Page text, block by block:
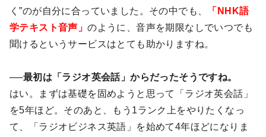
く”のが自分に合っていました。その中でも、
「NHK語
学テキスト音声」のように、音声を期限なしでいつでも
聞けるというサービスはとても助かりますね。
──最初は「ラジオ英会話」からだったそうですね。
はい。まずは基礎を固めようと思って「ラジオ英会話」
を5年ほど。そのあと、もう1ランク上をやりたくなっ
て、「ラジオビジネス英語」を始めて4年ほどになりま